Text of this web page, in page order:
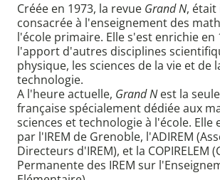
Créée en 1973, la revue Grand N,
consacrée à l'enseignement des
l'école primaire. Elle s'est enrichie en
l'apport d'autres disciplines
physique, les sciences de la vie et de
technologie.
A l'heure actuelle, Grand Nest la
française spécialement dédiée aux
sciences et technologie à l'école. Elle
par l'IREM de Grenoble, l'ADIREM
Directeurs d'IREM), et la COPIRELEM
Permanente des IREM sur